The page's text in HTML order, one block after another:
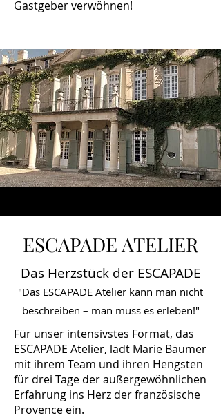
Gastgeber verwöhnen!
ESCAPADE ATELIER
Das Herzstück der ESCAPADE
"Das ESCAPADE Atelier kann man nicht
beschreiben – man muss es erleben!"
Für unser intensivstes Format, das
ESCAPADE Atelier, lädt Marie Bäumer
mit ihrem Team und ihren Hengsten
für drei Tage der außergewöhnlichen
Erfahrung ins Herz der französische
Provence ein.